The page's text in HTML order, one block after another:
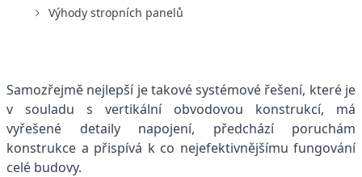
Výhody stropních panelů
Samozřejmě nejlepší je takové systémové řešení, které je
v souladu s vertikální obvodovou konstrukcí, má
vyřešené detaily napojení, předchází poruchám
konstrukce a přispívá k co nejefektivnějšímu fungování
celé budovy.